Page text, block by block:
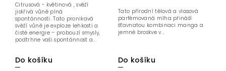
Do košíku
Citrusová - květinová , svěží
jiskřivá vůně plná
spontánnosti. Tato pronikavá
svěží vůně je exploze lehkosti a
čisté energie – probouzí smysly,
podtrhne vaši spontánnost a...
Do košíku
Tato přírodní tělová a vlasová
parfémovaná mlha přináší
šťavnatou kombinaci manga a
jemné broskve v...